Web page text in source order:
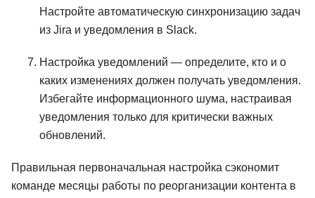
Настройте автоматическую синхронизацию задач
из Jira и уведомления в Slack.
Настройка уведомлений — определите, кто и о
каких изменениях должен получать уведомления.
Избегайте информационного шума, настраивая
уведомления только для критически важных
обновлений.
Правильная первоначальная настройка сэкономит
команде месяцы работы по реорганизации контента в